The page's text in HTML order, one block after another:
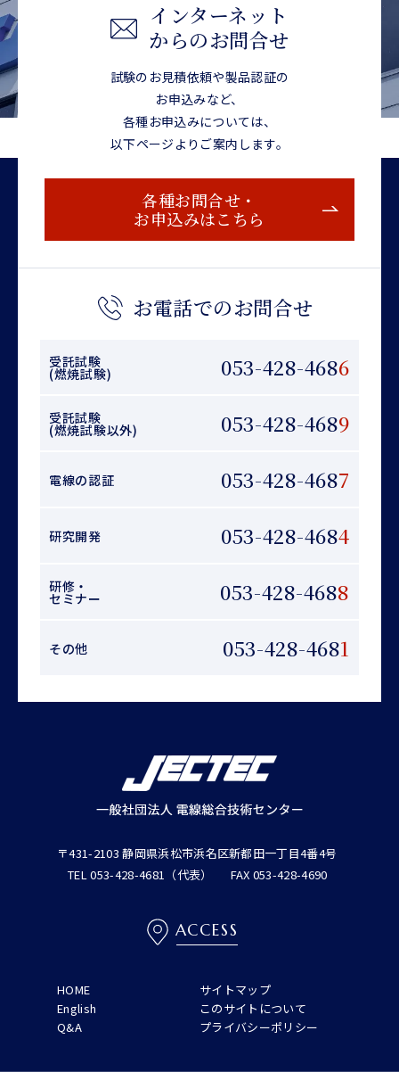
インターネット
からのお問合せ
試験のお見積依頼や製品認証の
お申込みなど、
各種お申込みについては、
以下ページよりご案内します。
各種お問合せ・
お申込みはこちら
お電話でのお問合せ
受託試験
(燃焼試験) 053-428-4686
受託試験
(燃焼試験以外) 053-428-4689
電線の認証 053-428-4687
研究開発 053-428-4684
研修・
セミナー 053-428-4688
その他 053-428-4681
〒431-2103 静岡県浜松市浜名区新都田一丁目4番4号
TEL 053-428-4681（代表）
FAX 053-428-4690
ACCESS
HOME
サイトマップ
English
このサイトについて
Q&A
プライバシーポリシー